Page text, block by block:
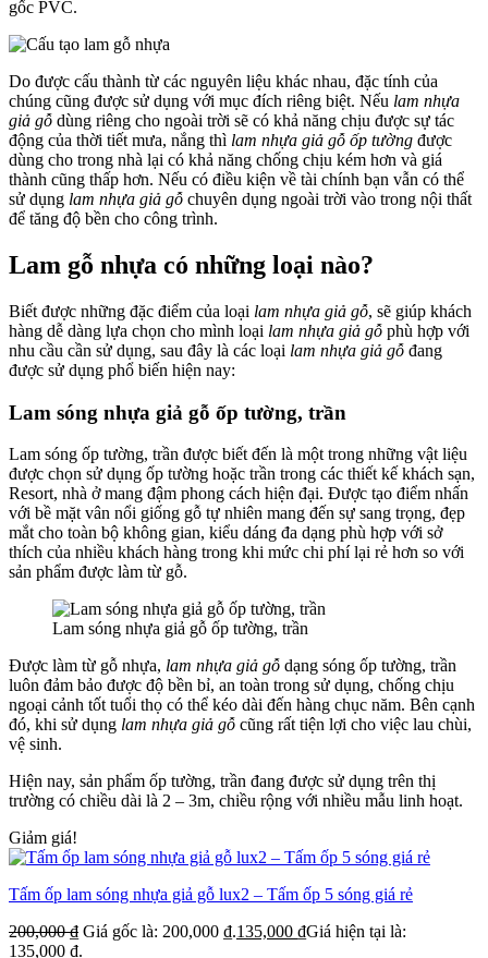
gốc PVC.
Do được cấu thành từ các nguyên liệu khác nhau, đặc tính của
chúng cũng được sử dụng với mục đích riêng biệt. Nếu lam nhựa
giả gỗ dùng riêng cho ngoài trời sẽ có khả năng chịu được sự tác
động của thời tiết mưa, nắng thì lam nhựa giả gỗ ốp tường được
dùng cho trong nhà lại có khả năng chống chịu kém hơn và giá
thành cũng thấp hơn. Nếu có điều kiện về tài chính bạn vẫn có thể
sử dụng lam nhựa giả gỗ chuyên dụng ngoài trời vào trong nội thất
để tăng độ bền cho công trình.
Lam gỗ nhựa có những loại nào?
Biết được những đặc điểm của loại lam nhựa giả gỗ, sẽ giúp khách
hàng dễ dàng lựa chọn cho mình loại lam nhựa giả gỗ phù hợp với
nhu cầu cần sử dụng, sau đây là các loại lam nhựa giả gỗ đang
được sử dụng phổ biến hiện nay:
Lam sóng nhựa giả gỗ ốp tường, trần
Lam sóng ốp tường, trần được biết đến là một trong những vật liệu
được chọn sử dụng ốp tường hoặc trần trong các thiết kế khách sạn,
Resort, nhà ở mang đậm phong cách hiện đại. Được tạo điểm nhấn
với bề mặt vân nổi giống gỗ tự nhiên mang đến sự sang trọng, đẹp
mắt cho toàn bộ không gian, kiểu dáng đa dạng phù hợp với sở
thích của nhiều khách hàng trong khi mức chi phí lại rẻ hơn so với
sản phẩm được làm từ gỗ.
Lam sóng nhựa giả gỗ ốp tường, trần
Được làm từ gỗ nhựa, lam nhựa giả gỗ dạng sóng ốp tường, trần
luôn đảm bảo được độ bền bỉ, an toàn trong sử dụng, chống chịu
ngoại cảnh tốt tuổi thọ có thể kéo dài đến hàng chục năm. Bên cạnh
đó, khi sử dụng lam nhựa giả gỗ cũng rất tiện lợi cho việc lau chùi,
vệ sinh.
Hiện nay, sản phẩm ốp tường, trần đang được sử dụng trên thị
trường có chiều dài là 2 – 3m, chiều rộng với nhiều mẫu linh hoạt.
Giảm giá!
Tấm ốp lam sóng nhựa giả gỗ lux2 – Tấm ốp 5 sóng giá rẻ
200,000₫ Giá gốc là: 200,000 ₫.135,000 ₫Giá hiện tại là:
135,000 ₫.